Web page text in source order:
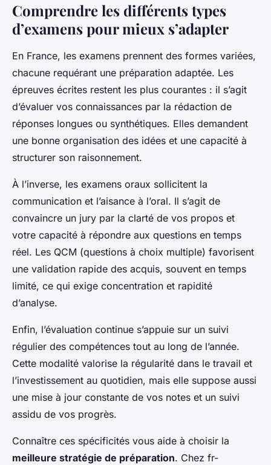
Comprendre les différents types
d’examens pour mieux s’adapter
En France, les examens prennent des formes variées,
chacune requérant une préparation adaptée. Les
épreuves écrites restent les plus courantes : il s’agit
d’évaluer vos connaissances par la rédaction de
réponses longues ou synthétiques. Elles demandent
une bonne organisation des idées et une capacité à
structurer son raisonnement.
À l’inverse, les examens oraux sollicitent la
communication et l’aisance à l’oral. Il s’agit de
convaincre un jury par la clarté de vos propos et
votre capacité à répondre aux questions en temps
réel. Les QCM (questions à choix multiple) favorisent
une validation rapide des acquis, souvent en temps
limité, ce qui exige concentration et rapidité
d’analyse.
Enfin, l’évaluation continue s’appuie sur un suivi
régulier des compétences tout au long de l’année.
Cette modalité valorise la régularité dans le travail et
l’investissement au quotidien, mais elle suppose aussi
une mise à jour constante de vos notes et un suivi
assidu de vos progrès.
Connaître ces spécificités vous aide à choisir la
meilleure stratégie de préparation. Chez fr-